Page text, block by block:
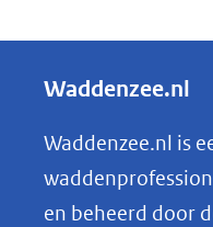
e
e
n
o
p
Waddenzee.nl
Waddenzee.nl is
en beheerd door